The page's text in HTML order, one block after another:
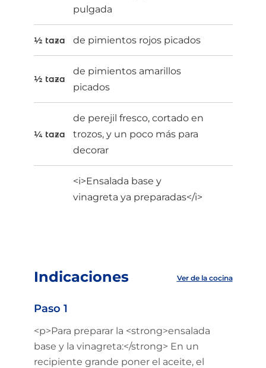
pulgada
½ taza de pimientos rojos picados
½ taza
de pimientos amarillos
picados
¼ taza
de perejil fresco, cortado en
trozos, y un poco más para
decorar
<i>Ensalada base y
vinagreta ya preparadas</i>
Indicaciones Ver de la cocina
Paso 1
<p>Para preparar la <strong>ensalada
base y la vinagreta:</strong> En un
recipiente grande poner el aceite, el